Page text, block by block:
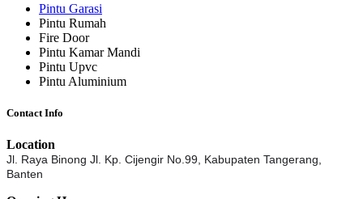
Pintu Garasi
Pintu Rumah
Fire Door
Pintu Kamar Mandi
Pintu Upvc
Pintu Aluminium
Contact Info
Location
Jl. Raya Binong Jl. Kp. Cijengir No.99, Kabupaten Tangerang,
Banten